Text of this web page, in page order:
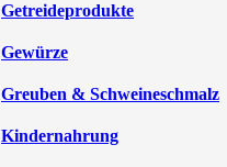
Getreideprodukte
Gewürze
Greuben & Schweineschmalz
Kindernahrung